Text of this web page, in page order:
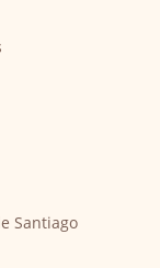
Santiago